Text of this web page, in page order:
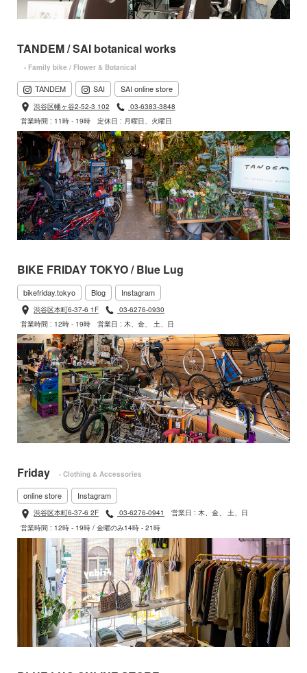
TANDEM / SAI botanical works
- Family bike / Flower & Botanical
TANDEM SAI SAI online store
渋谷区幡ヶ谷2-52-3 102
03-6383-3848
営業時間 : 11時 - 19時
定休日 : 月曜日、火曜日
BIKE FRIDAY TOKYO / Blue Lug
bikefriday.tokyo Blog Instagram
渋谷区本町6-37-6 1F
03-6276-0930
営業時間 : 12時 - 19時
営業日 : 木、金、 土、日
Friday - Clothing & Accessories
online store Instagram
渋谷区本町6-37-6 2F 03-6276-0941
営業日 : 木、金、 土、日
営業時間 : 12時 - 19時 / 金曜のみ14時 - 21時